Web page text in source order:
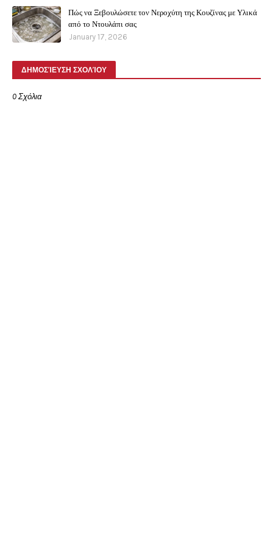
Πώς να Ξεβουλώσετε τον Νεροχύτη της Κουζίνας με Υλικά
από το Ντουλάπι σας
January 17, 2026
ΔΗΜΟΣΊΕΥΣΗ ΣΧΟΛΊΟΥ
0 Σχόλια